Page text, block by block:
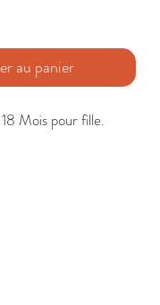
au panier
Mois pour fille.